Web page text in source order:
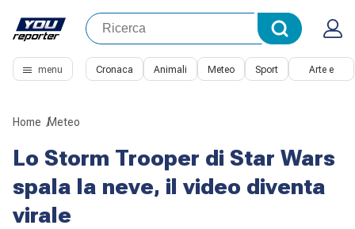
menu Cronaca Animali Meteo Sport Arte e
Home Meteo
Lo Storm Trooper di Star Wars
spala la neve, il video diventa
virale